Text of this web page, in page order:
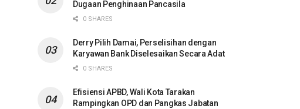
Dugaan Penghinaan Pancasila
0 SHARES
Derry Pilih Damai, Perselisihan dengan
Karyawan Bank Diselesaikan Secara Adat
0 SHARES
Efisiensi APBD, Wali Kota Tarakan
Rampingkan OPD dan Pangkas Jabatan